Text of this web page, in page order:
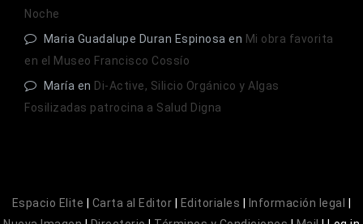
Noche
Maria Guadalupe Duran Espinosa en Mi obra favorita
en el Museo Francisco Cossío
María en Di-Active, Silicio Orgánico y Algas
Fosilizadas patrocina a Salud Digna
Espacio Elite Carta al Editor Editoriales Información legal